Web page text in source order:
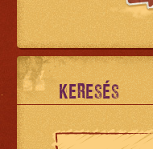
KERESÉS